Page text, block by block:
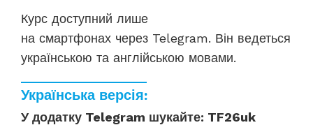
Курс доступний лише
на смартфонах через Telegram. Він ведеться
українською та англійською мовами.
Українська версія:
У додатку Telegram шукайте: TF26uk